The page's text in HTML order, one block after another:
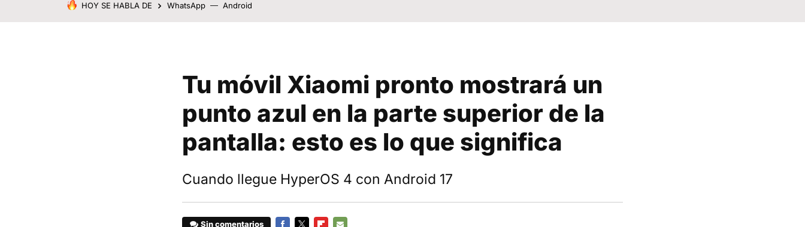
HOY SE HABLA DE WhatsApp Android
Tu móvil Xiaomi pronto mostrará un
punto azul en la parte superior de la
pantalla: esto es lo que significa
Cuando llegue HyperOS 4 con Android 17
Sin comentarios